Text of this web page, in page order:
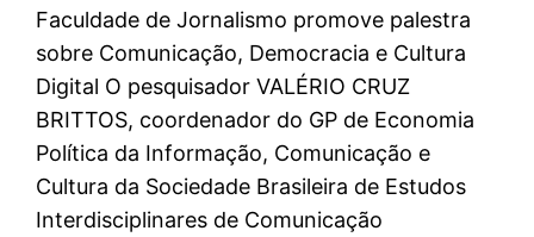
Faculdade de Jornalismo promove palestra
sobre Comunicação, Democracia e Cultura
Digital O pesquisador VALÉRIO CRUZ
BRITTOS, coordenador do GP de Economia
Política da Informação, Comunicação e
Cultura da Sociedade Brasileira de Estudos
Interdisciplinares de Comunicação